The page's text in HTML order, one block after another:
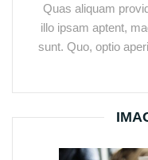
Quas aliquam
illo ipsam aptent,
sunt. Quo, optio